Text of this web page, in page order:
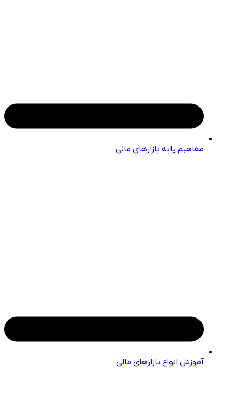
مفاهیم پایه بازارهای مالی
آموزش انواع بازارهای مالی